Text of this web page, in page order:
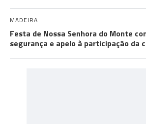
MADEIRA
Festa de Nossa Senhora do Monte
segurança e apelo à participação da